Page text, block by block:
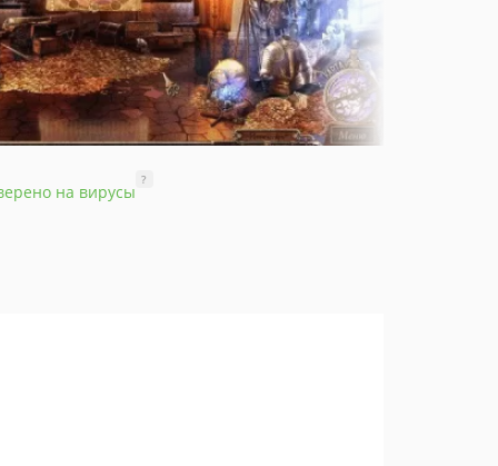
на вирусы
?